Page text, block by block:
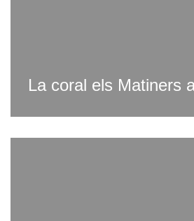
La coral els Matiners